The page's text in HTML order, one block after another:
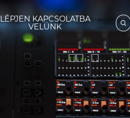
LÉPJEN KAPCSOLATBA
VELÜNK